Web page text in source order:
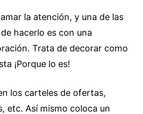
la atención, y una de las
hacerlo es con una
Trata de decorar como
¡Porque lo es!
los carteles de ofertas,
etc. Así mismo coloca un